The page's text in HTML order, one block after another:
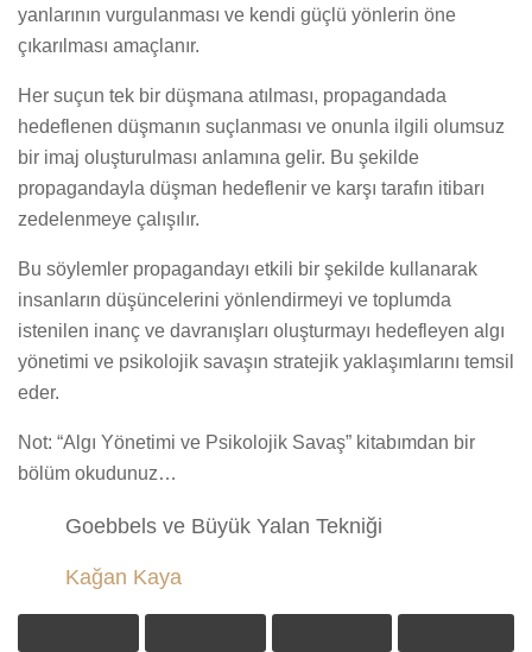
yanlarının vurgulanması ve kendi güçlü yönlerin öne
çıkarılması amaçlanır.
Her suçun tek bir düşmana atılması, propagandada
hedeflenen düşmanın suçlanması ve onunla ilgili olumsuz
bir imaj oluşturulması anlamına gelir. Bu şekilde
propagandayla düşman hedeflenir ve karşı tarafın itibarı
zedelenmeye çalışılır.
Bu söylemler propagandayı etkili bir şekilde kullanarak
insanların düşüncelerini yönlendirmeyi ve toplumda
istenilen inanç ve davranışları oluşturmayı hedefleyen algı
yönetimi ve psikolojik savaşın stratejik yaklaşımlarını temsil
eder.
Not: “Algı Yönetimi ve Psikolojik Savaş” kitabımdan bir
bölüm okudunuz…
Goebbels ve Büyük Yalan Tekniği
Kağan Kaya